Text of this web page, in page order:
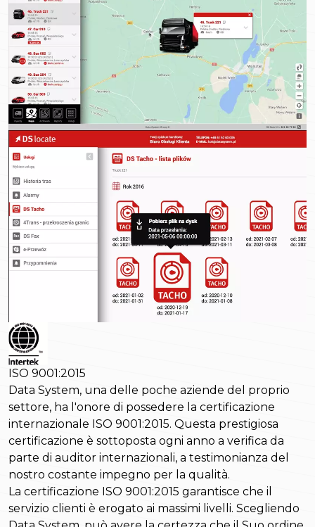
ISO 9001:2015
Data System, una delle poche aziende del proprio
settore, ha l'onore di possedere la certificazione
internazionale ISO 9001:2015. Questa prestigiosa
certificazione è sottoposta ogni anno a verifica da
parte di auditor internazionali, a testimonianza del
nostro costante impegno per la qualità.
La certificazione ISO 9001:2015 garantisce che il
servizio clienti è erogato ai massimi livelli. Scegliendo